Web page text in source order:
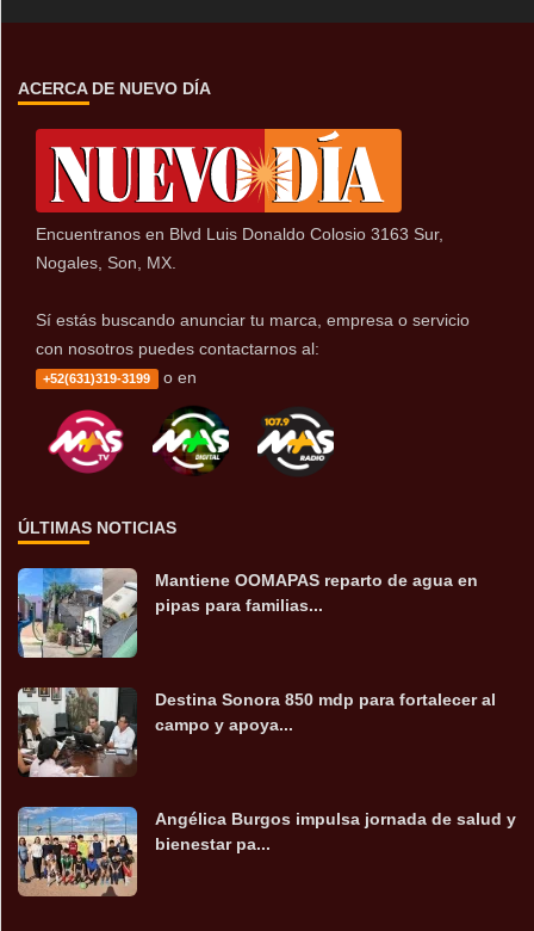
ACERCA DE NUEVO DÍA
Encuentranos en Blvd Luis Donaldo Colosio 3163 Sur,
Nogales, Son, MX.
Sí estás buscando anunciar tu marca, empresa o servicio
con nosotros puedes contactarnos al:
+52(631)319-3199 o en
ÚLTIMAS NOTICIAS
Mantiene OOMAPAS reparto de agua en
pipas para familias...
Destina Sonora 850 mdp para fortalecer al
campo y apoya...
Angélica Burgos impulsa jornada de salud y
bienestar pa...